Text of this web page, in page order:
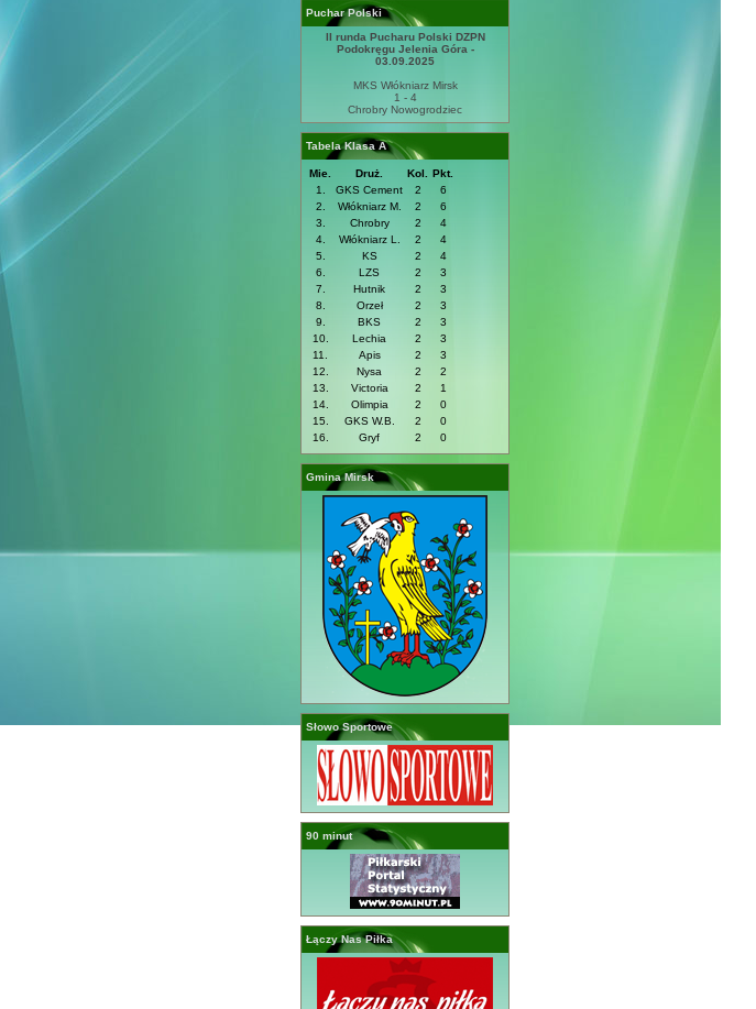
Puchar Polski
II runda Pucharu Polski DZPN
Podokręgu Jelenia Góra -
03.09.2025
MKS Włókniarz Mirsk
1 - 4
Chrobry Nowogrodziec
Tabela Klasa A
Mie. Druż. Kol.
Pkt.
1.
GKS Cement 2
6
2.
Włókniarz M. 2
6
3.
Chrobry 2
4
4.
Włókniarz L. 2
4
5.
KS 2
4
6.
LZS 2
3
7.
Hutnik 2
3
8.
Orzeł 2
3
9.
BKS 2
3
10.
Lechia 2
3
11.
Apis 2
3
12.
Nysa 2
2
13.
Victoria 2
1
14.
Olimpia 2
0
15.
GKS W.B. 2
0
16.
Gryf 2 0
Gmina Mirsk
Słowo Sportowe
90 minut
Łączy Nas Piłka